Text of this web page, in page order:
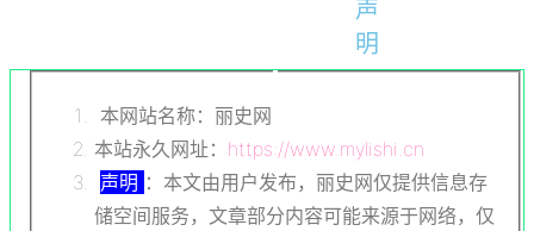
声
明
本网站名称：丽史网
本站永久网址： https://www.mylishi.cn
声明 ：本文由用户发布，丽史网仅提供信息存
储空间服务，文章部分内容可能来源于网络，仅